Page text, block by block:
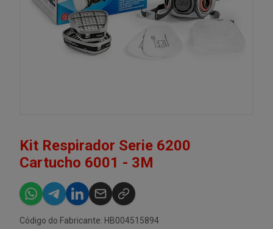
Kit Respirador Serie 6200
Cartucho 6001 - 3M
Código do Fabricante: HB004515894